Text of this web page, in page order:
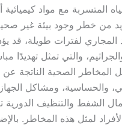
المتسربة مع مواد كيميائية
من خطر وجود بيئة غير
المجاري لفترات طويلة، قد
والتي تمثل تهديدًا
الصحية الناتجة عن
والحساسية، ومشاكل
الشفط والتنظيف
لمثل هذه المخاطر.